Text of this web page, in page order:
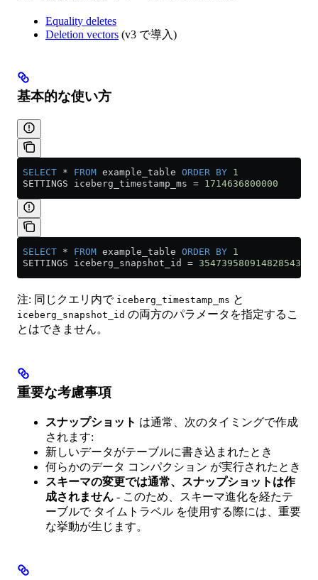
Equality deletes
Deletion vectors (v3 で導入)
基本的な使い方
SELECT * FROM example_table ORDER BY 1
SETTINGS iceberg_timestamp_ms = 1714636800000
SELECT * FROM example_table ORDER BY 1
SETTINGS iceberg_snapshot_id = 3547395809148285433
注: 同じクエリ内で iceberg_timestamp_ms と
iceberg_snapshot_id の両方のパラメータを指定するこ
とはできません。
重要な考慮事項
スナップショット は通常、次のタイミングで作成
されます:
新しいデータがテーブルに書き込まれたとき
何らかのデータ コンパクション が実行されたとき
スキーマの変更では通常、スナップショットは作
成されません - このため、スキーマ進化を経たテ
ーブルで タイムトラベル を使用する際には、重要
な挙動が生じます。